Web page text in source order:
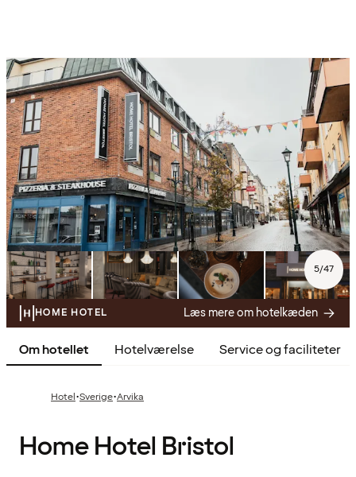
5/47
HOME HOTEL Læs mere om hotelkæden
Om hotellet Hotelværelse Service og faciliteter
Hotel·Sverige·Arvika
Home Hotel Bristol